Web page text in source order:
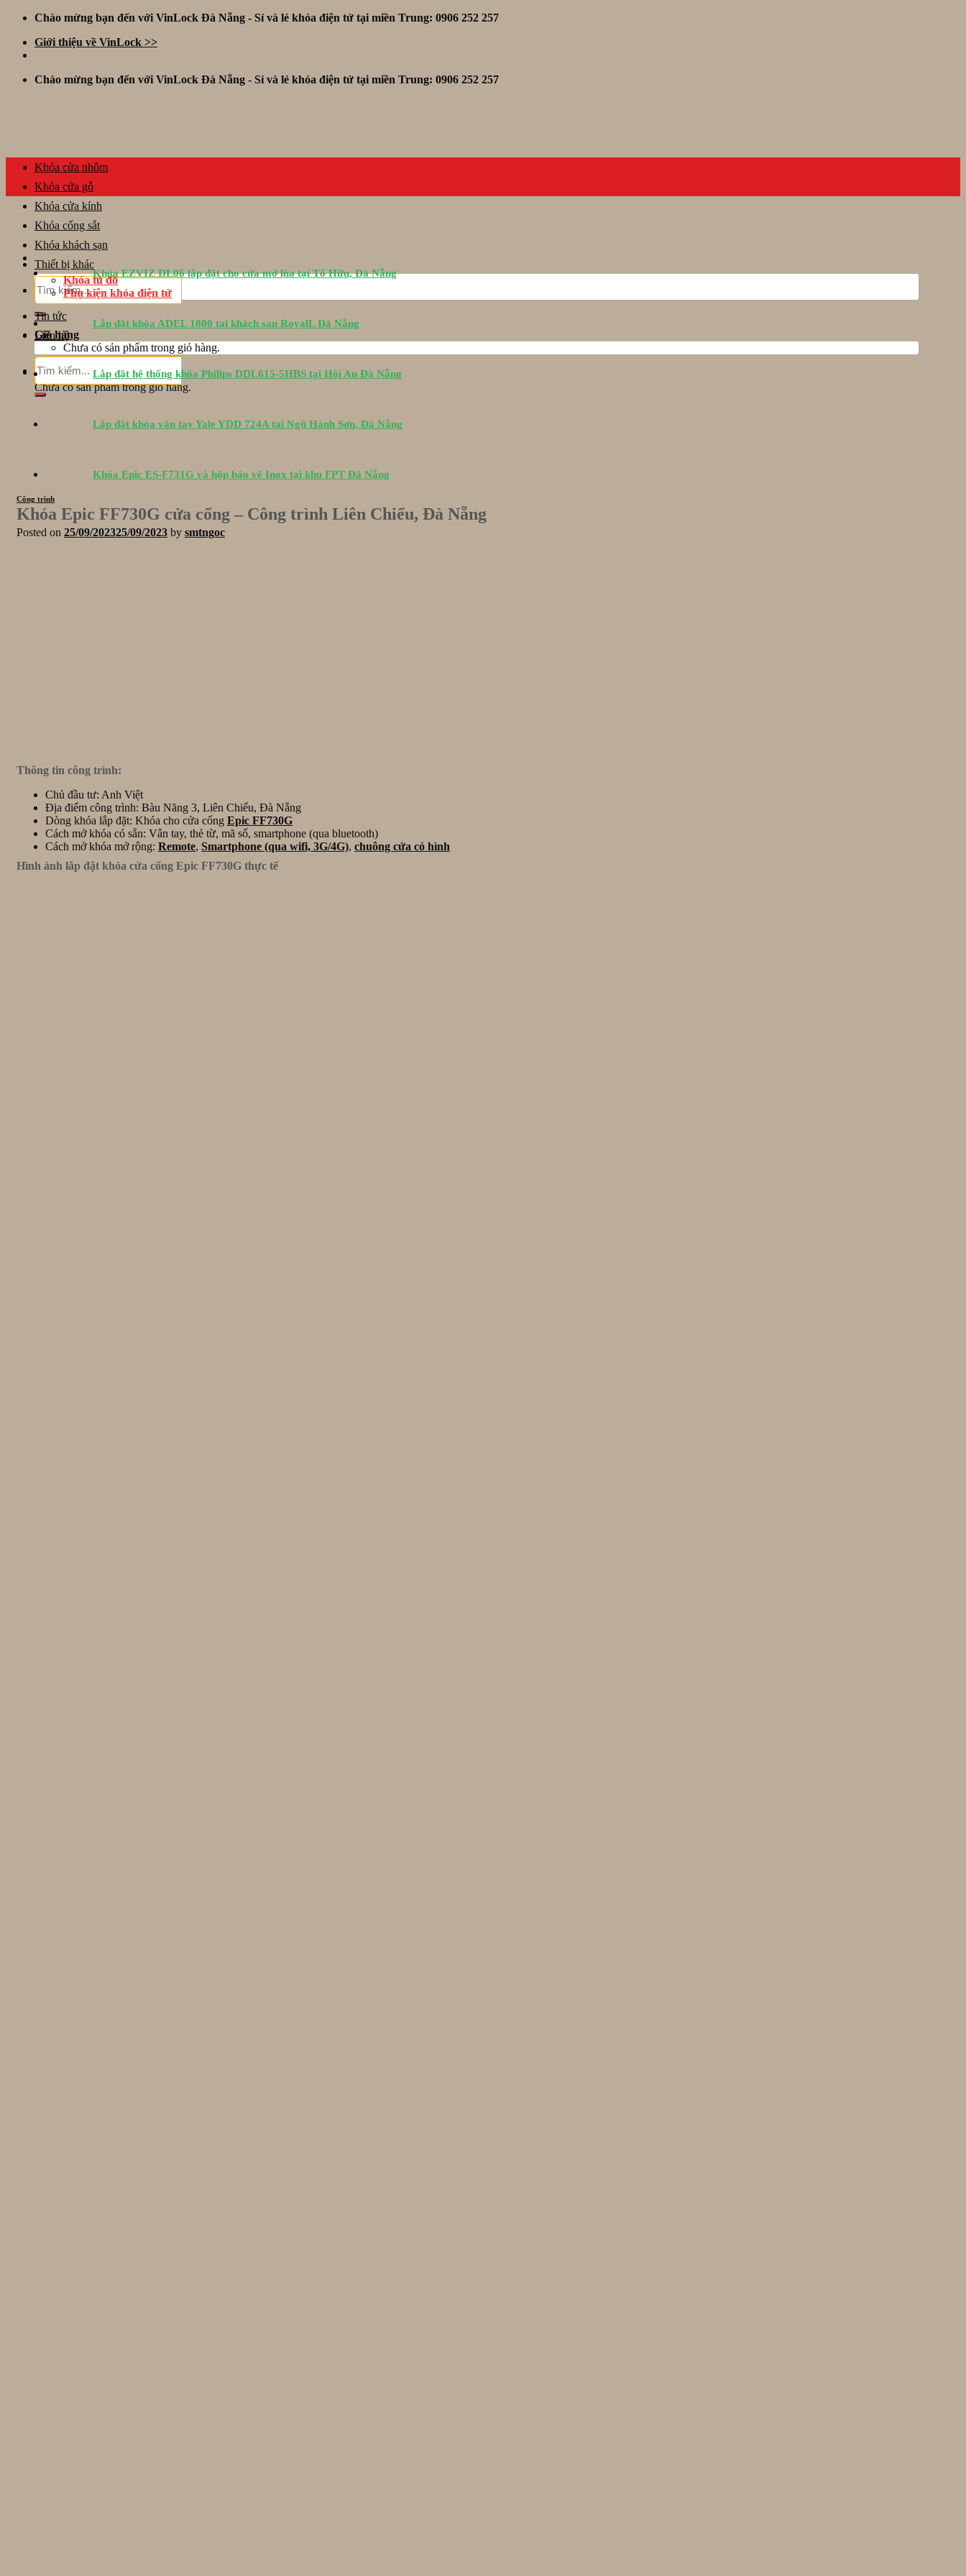
Skip
content
Chào mừng bạn đến với VinLock Đà Nẵng - Sỉ và lẻ khóa điện tử tại miền Trung: 0906 252 257
Giới thiệu về VinLock >>
Chào mừng bạn đến với VinLock Đà Nẵng - Sỉ và lẻ khóa điện tử tại miền Trung: 0906 252 257
Tìm
kiếm:
Giỏ hàng
Chưa có sản phẩm trong giỏ hàng.
Giỏ hàng
Chưa có sản phẩm trong giỏ hàng.
Khóa cửa nhôm
Khóa cửa gỗ
Khóa cửa kính
Khóa cổng sắt
Khóa khách sạn
Thiết bị khác
Khóa tủ đồ
Phụ kiện khóa điện tử
Tin tức
Liên hệ
Tìm
kiếm:
Khóa EZVIZ DL06 lắp đặt cho cửa mở lùa tại Tố Hữu, Đà Nẵng
Lắp đặt khóa ADEL 1800 tại khách sạn RoyalL Đà Nẵng
Lắp đặt hệ thống khóa Philips DDL615-5HBS tại Hội An Đà Nẵng
Lắp đặt khóa vân tay Yale YDD 724A tại Ngũ Hành Sơn, Đà Nẵng
Khóa Epic ES-F731G và hộp bảo vệ Inox tại khu FPT Đà Nẵng
Công trình
Khóa Epic FF730G cửa cổng – Công trình Liên Chiểu, Đà Nẵng
Posted on 25/09/202325/09/2023 by smtngoc
Thông tin công trình:
Chủ đầu tư: Anh Việt
Địa điểm công trình: Bàu Năng 3, Liên Chiểu, Đà Nẵng
Dòng khóa lắp đặt: Khóa cho cửa cổng Epic FF730G
Cách mở khóa có sẵn: Vân tay, thẻ từ, mã số, smartphone (qua bluetooth)
Cách mở khóa mở rộng: Remote, Smartphone (qua wifi, 3G/4G), chuông cửa có hình
Hình ảnh lắp đặt khóa cửa cổng Epic FF730G thực tế